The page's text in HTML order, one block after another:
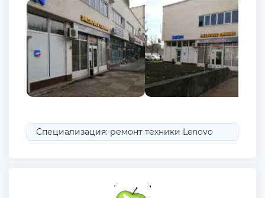
Специализация: ремонт техники Lenovo